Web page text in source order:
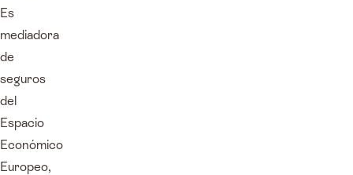
Es
mediadora
de
seguros
del
Espacio
Económico
Europeo,